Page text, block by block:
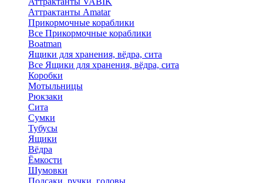
Аттрактанты Amatar
Прикормочные кораблики
Все Прикормочные кораблики
Boatman
Ящики для хранения, вёдра, сита
Все Ящики для хранения, вёдра, сита
Коробки
Мотыльницы
Рюкзаки
Сита
Сумки
Тубусы
Ящики
Вёдра
Ёмкости
Шумовки
Подсаки, ручки, головы